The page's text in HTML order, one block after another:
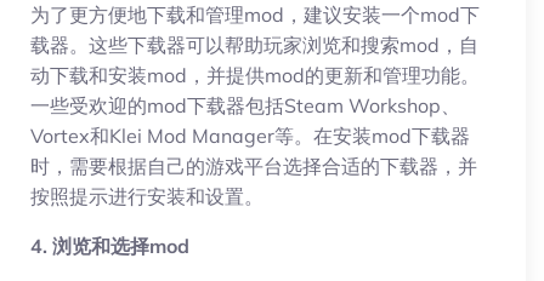
为了更方便地下载和管理mod，建议安装一个mod下
载器。这些下载器可以帮助玩家浏览和搜索mod，自
动下载和安装mod，并提供mod的更新和管理功能。
一些受欢迎的mod下载器包括Steam Workshop、
Vortex和Klei Mod Manager等。在安装mod下载器
时，需要根据自己的游戏平台选择合适的下载器，并
按照提示进行安装和设置。
4. 浏览和选择mod